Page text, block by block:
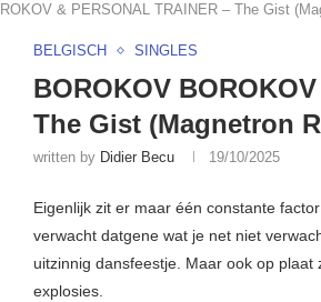
& PERSONAL TRAINER – The Gist
BELGISCH SINGLES
BOROKOV
The Gist (Magnetron
written by Didier Becu 19/10/2025
Eigenlijk zit er maar één constante
verwacht datgene wat je net niet
uitzinnig dansfeestje. Maar ook op
explosies.